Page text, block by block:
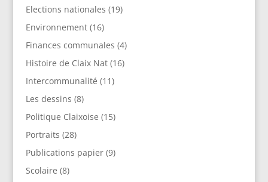
Elections nationales (19)
Environnement(16)
Finances communales (4)
Histoire de Claix Nat(16)
Intercommunalité (11)
Les dessins (8)
Politique Claixoise (15)
Portraits (28)
Publications papier(9)
Scolaire (8)